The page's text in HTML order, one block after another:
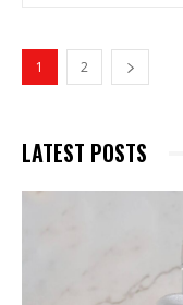
1 2
LATEST POSTS